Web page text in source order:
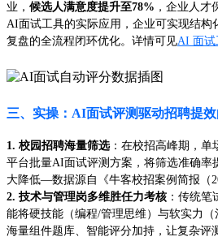
业， 候选人满意度提升至78% ，企业人才
AI面试工具的实际应用，企业可实现结构
复盘的全流程闭环优化。详情可见AI 面试
三、实操：AI面试评测驱动招聘提
1. 校园招聘海量筛选：在校招高峰期，单
平台批量AI面试评测方案，将筛选准确率
大降低—数据源自《牛客校招案例简报（
2. 技术与管理岗多维胜任力考核 ：传统
能将硬技能（编程/管理思维）与软实力（
海量组件题库、智能评分加持，让复杂评